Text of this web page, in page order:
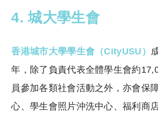
4. 城大學生會
香港城市大學學生會（CityUSU）
年，除了負責代表全體學生會約
員參加各類社會活動之外，亦會保
心、學生會照片沖洗中心、福利商